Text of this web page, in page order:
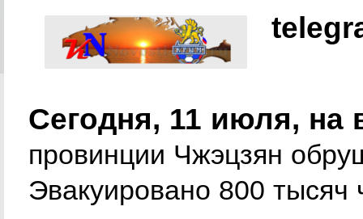
Сегодня, 11 июля, на
провинции Чжэцзян
Эвакуировано 800 тысяч